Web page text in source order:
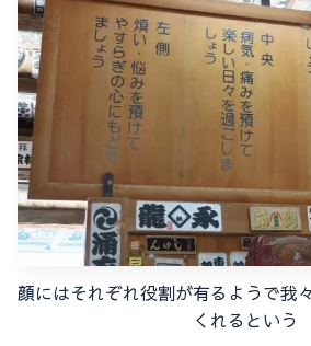
顔にはそれぞれ役割が有るようで我
くれるという